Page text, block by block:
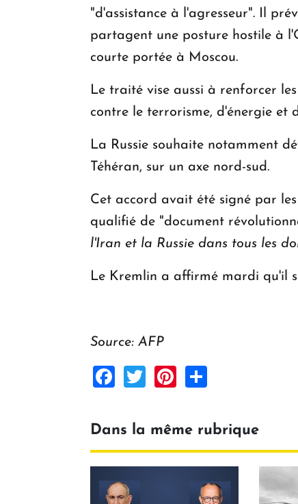
"d'assistance à l'agresseur". Il
partagent une posture hostile à
courte portée à Moscou.
Le traité vise aussi à renforcer
contre le terrorisme, d'énergie et
La Russie souhaite notamment
Téhéran, sur un axe nord-sud.
Cet accord avait été signé par
qualifié de "document
l'Iran et la Russie dans tous les
Le Kremlin a affirmé mardi qu'il
Source: AFP
Facebook
TwitterPinterest
Dans la même rubrique